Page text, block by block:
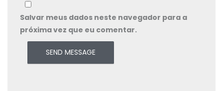
Salvar meus dados neste navegador para a
próxima vez que eu comentar.